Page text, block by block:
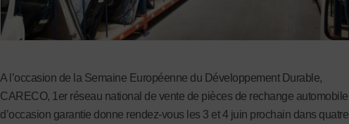
A l’occasion de la Semaine Européenne du Développement Durable,
CARECO, 1er réseau national de vente de pièces de rechange automobile
d’occasion garantie donne rendez-vous les 3 et 4 juin prochain dans quatre